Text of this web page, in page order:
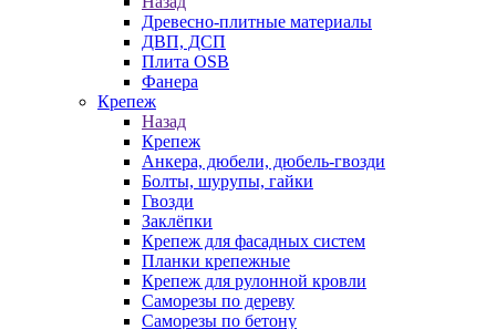
Древесно-плитные материалы
ДВП, ДСП
Плита OSB
Фанера
Крепеж
Назад
Крепеж
Анкера, дюбели, дюбель-гвозди
Болты, шурупы, гайки
Гвозди
Заклёпки
Крепеж для фасадных систем
Планки крепежные
Крепеж для рулонной кровли
Саморезы по дереву
Саморезы по бетону